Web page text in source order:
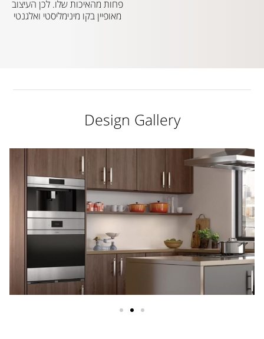
פחות מהאיכות שלו. לכן העיצוב
מאופיין בקו מינימליסטי ואלגנטי
Design Gallery